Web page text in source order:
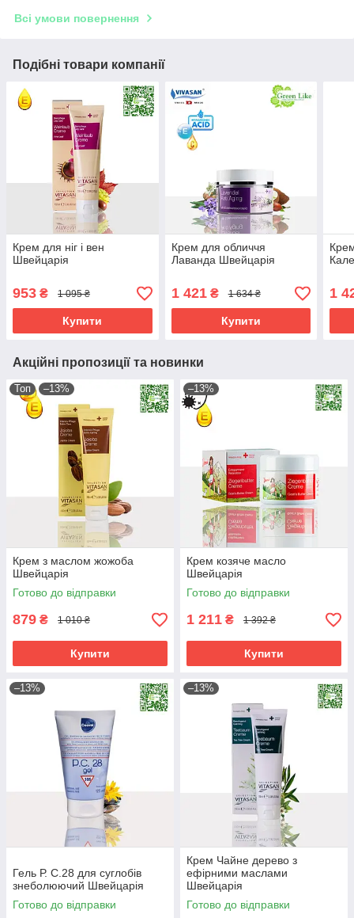
Всі умови повернення
Подібні товари компанії
Крем для ніг і вен
Швейцарія
953 ₴ 1 095 ₴
Купити
Крем для обличчя
Лаванда Швейцарія
1 421₴ 1 634 ₴
Купити
1
Акційні пропозиції та новинки
Топ –13%
Крем з маслом жожоба
Швейцарія
Готово до відправки
879 ₴ 1 010 ₴
Купити
–13%
Крем козяче масло
Швейцарія
Готово до відправки
1 211 ₴ 1 392 ₴
Купити
–13%
Гель Р. С.28 для суглобів
знеболюючий Швейцарія
Готово до відправки
–13%
Крем Чайне дерево з
ефірними маслами
Швейцарія
Готово до відправки